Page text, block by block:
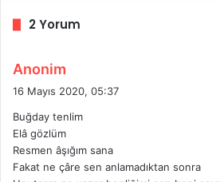
2 Yorum
Anonim
e
i
i
16 Mayıs 2020, 05:37
Buğday tenlim
Elâ gözlüm
Resmen âşığım sana
Fakat ne çâre sen anlamadıktan sonra